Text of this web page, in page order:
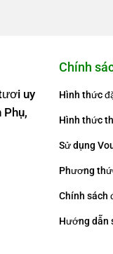
uy
Phụ,
Chính
Hình thức
Hình thức
Sử dụng
Phương
Chính sách
Hướng dẫn